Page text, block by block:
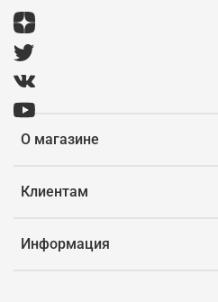
О магазине
Клиентам
Информация